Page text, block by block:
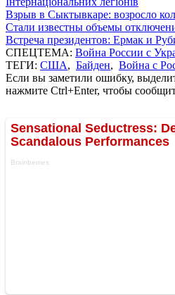
Взрыв в Сыктывкаре: возросло
Стали известны объемы
Встреча президентов: Ермак и
СПЕЦТЕМА: Война России с
ТЕГИ: США, Байден, Война с
Если вы заметили ошибку,
нажмите Ctrl+Enter, чтобы